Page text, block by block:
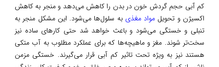
کم آبی حجم گردش خون در بدن را کاهش می‌دهد و منجر به کاهش
اکسیژن و تحویل مواد مغذی به سلول‌ها می‌شود. این مشکل منجر به
تنبلی و خستگی می‌شود و باعث خواهد شد حتی کارهای ساده نیز
سخت‌تر شوند. مغز و ماهیچه‌ها که برای عملکرد مطلوب به آب متکی
هستند نیز به ویژه تحت تاثیر کم آبی قرار می‌گیرند. خستگی مزمن